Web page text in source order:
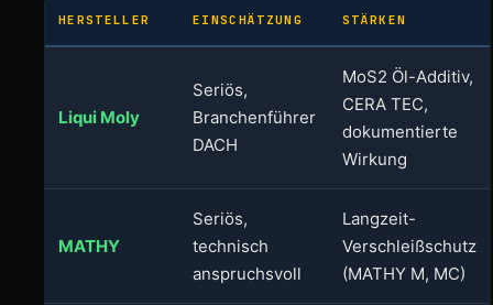
HERSTELLER EINSCHÄTZUNG STÄRKEN
Liqui Moly
Seriös,
Branchenführer
DACH
MoS2 Öl-Additiv,
CERA TEC,
dokumentierte
Wirkung
MATHY
Seriös,
technisch
anspruchsvoll
Langzeit-
Verschleißschutz
(MATHY M, MC)